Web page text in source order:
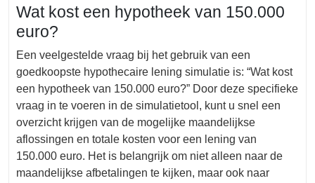
Wat kost een hypotheek van 150.000
euro?
Een veelgestelde vraag bij het gebruik van een
goedkoopste hypothecaire lening simulatie is: “Wat kost
een hypotheek van 150.000 euro?” Door deze specifieke
vraag in te voeren in de simulatietool, kunt u snel een
overzicht krijgen van de mogelijke maandelijkse
aflossingen en totale kosten voor een lening van
150.000 euro. Het is belangrijk om niet alleen naar de
maandelijkse afbetalingen te kijken, maar ook naar